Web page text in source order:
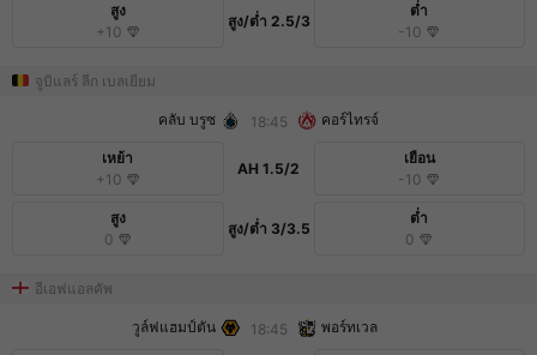
สูง
+10
สูง/ต่ำ 2.5/3
ต่ำ
-10
จูบิแลร์ ลีก เบลเยียม
คลับ บรูซ 18:45 คอร์ไทรจ์
เหย้า
+10
AH 1.5/2
เยือน
-10
สูง
0
สูง/ต่ำ 3/3.5
ต่ำ
0
อีเอฟแอลคัพ
วูล์ฟแฮมป์ตัน 18:45 พอร์ทเวล